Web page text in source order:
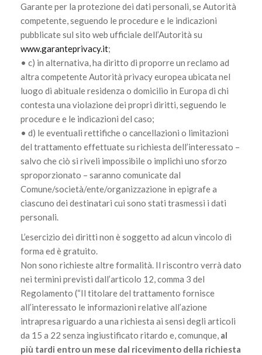
Garante per la protezione dei dati personali, se Autorità
competente, seguendo le procedure e le indicazioni
pubblicate sul sito web ufficiale dell’Autorità su
www.garanteprivacy.it;
• c) in alternativa, ha diritto di proporre un reclamo ad
altra competente Autorità privacy europea ubicata nel
luogo di abituale residenza o domicilio in Europa di chi
contesta una violazione dei propri diritti, seguendo le
procedure e le indicazioni del caso;
• d) le eventuali rettifiche o cancellazioni o limitazioni
del trattamento effettuate su richiesta dell’interessato –
salvo che ciò si riveli impossibile o implichi uno sforzo
sproporzionato – saranno comunicate dal
Comune/società/ente/organizzazione in epigrafe a
ciascuno dei destinatari cui sono stati trasmessi i dati
personali.
L’esercizio dei diritti non è soggetto ad alcun vincolo di
forma ed è gratuito.
Non sono richieste altre formalità. Il riscontro verrà dato
nei termini previsti dall’articolo 12, comma 3 del
Regolamento (“Il titolare del trattamento fornisce
all’interessato le informazioni relative all’azione
intrapresa riguardo a una richiesta ai sensi degli articoli
da 15 a 22 senza ingiustificato ritardo e, comunque, al
più tardi entro un mese dal ricevimento della richiesta